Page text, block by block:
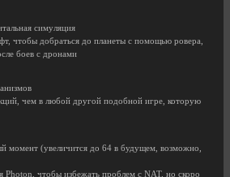
симуляция
чтобы добраться до планеты с помощью ровера,
боев с дронами
чем в любой другой подобной игре, которую
момент (увеличится до 64 в будущем, возможно,
Photon, чтобы избежать проблем с NAT, но скоро